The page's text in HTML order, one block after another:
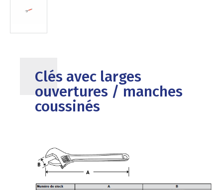
Clés avec larges
ouvertures / manches
coussinés